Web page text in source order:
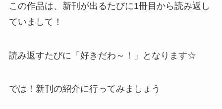
この作品は、新刊が出るたびに1冊目から読み返し
ていまして！
読み返すたびに「好きだわ～！」となります☆
では！新刊の紹介に行ってみましょう